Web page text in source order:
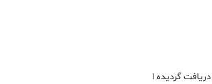
گردیده ا